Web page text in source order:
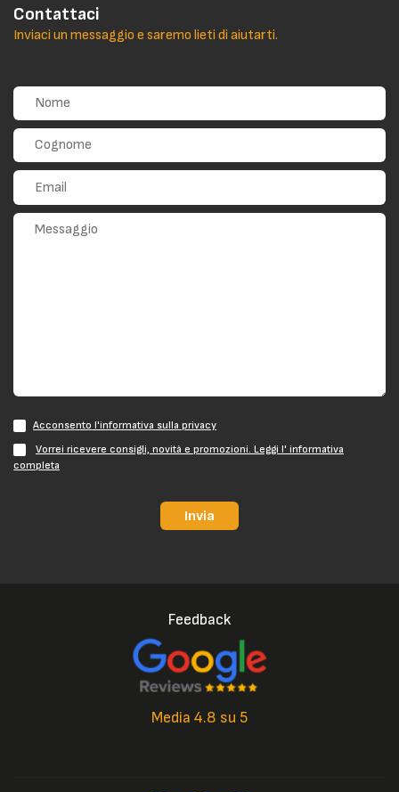
Contattaci
Inviaci un messaggio e saremo lieti di aiutarti.
Acconsento l'informativa sulla privacy
Vorrei ricevere consigli, novità e promozioni. Leggi l' informativa
completa
Invia
Feedback
Media 4.8 su 5